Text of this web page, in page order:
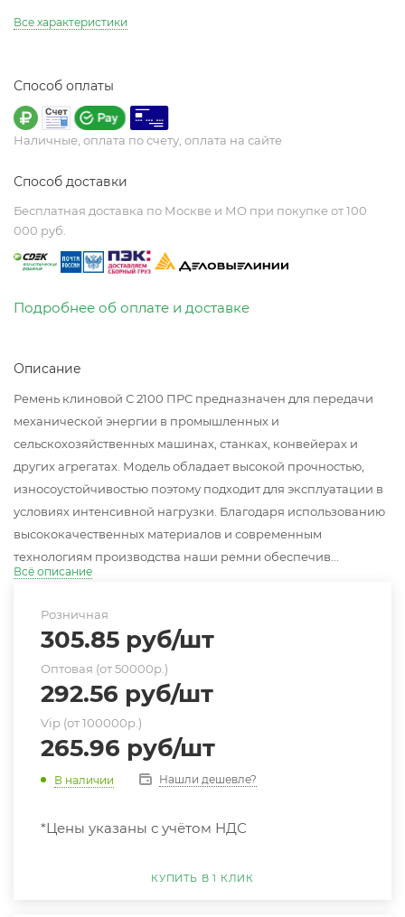
Все характеристики
Способ оплаты
Наличные, оплата по счету, оплата на сайте
Способ доставки
Бесплатная доставка по Москве и МО при покупке от 100
000 руб.
Подробнее об оплате и доставке
Описание
Ремень клиновой С 2100 ПРС предназначен для передачи
механической энергии в промышленных и
сельскохозяйственных машинах, станках, конвейерах и
других агрегатах. Модель обладает высокой прочностью,
износоустойчивостью поэтому подходит для эксплуатации в
условиях интенсивной нагрузки. Благодаря использованию
высококачественных материалов и современным
технологиям производства наши ремни обеспечив...
Всё описание
Розничная
305.85 руб/шт
Оптовая (от 50000р.)
292.56 руб/шт
Vip (от 100000р.)
265.96 руб/шт
В наличии Нашли дешевле?
*Цены указаны с учётом НДС
КУПИТЬ В 1 КЛИК